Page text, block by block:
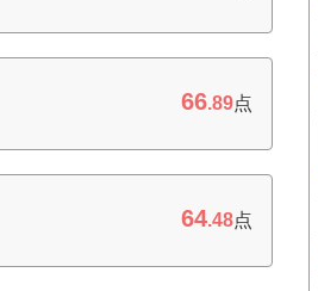
66.89点
64.48点